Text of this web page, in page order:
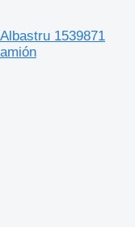
1539871